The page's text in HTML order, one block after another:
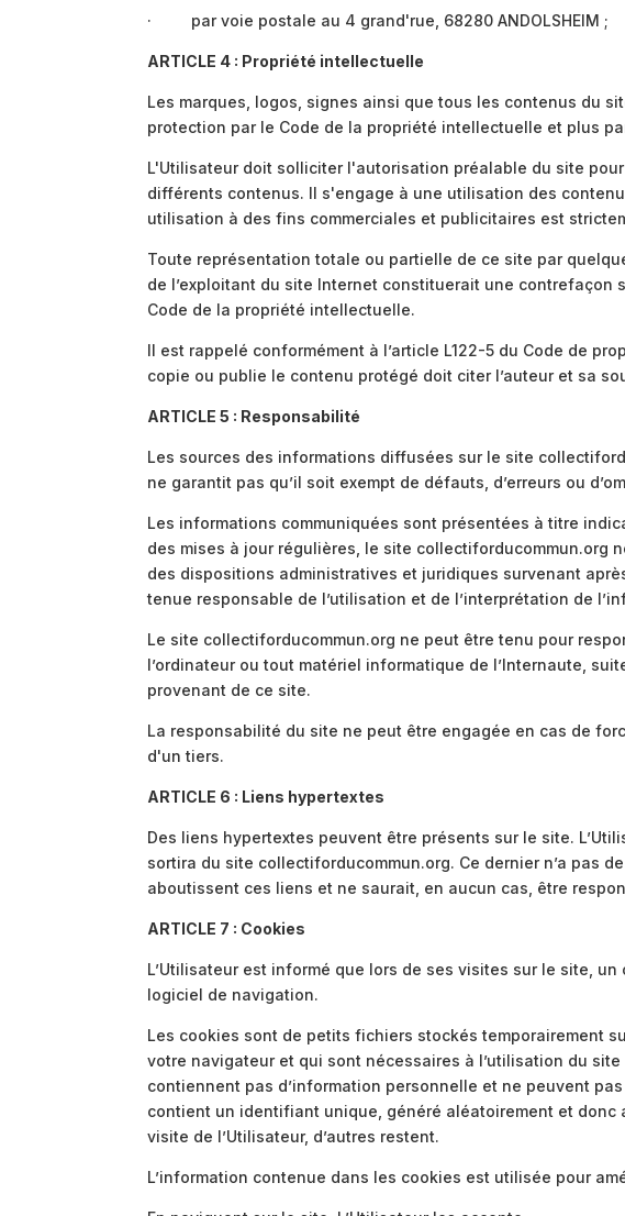
· par voie postale au 4 grand'rue, 68280 ANDOLSHEIM ;
ARTICLE 4 : Propriété intellectuelle
Les marques, logos, signes ainsi que tous les contenus du
protection par le Code de la propriété intellectuelle et plus
L'Utilisateur doit solliciter l'autorisation préalable du site
différents contenus. Il s'engage à une utilisation des
utilisation à des fins commerciales et publicitaires est
Toute représentation totale ou partielle de ce site par
de l’exploitant du site Internet constituerait une contrefaçon
Code de la propriété intellectuelle.
Il est rappelé conformément à l’article L122-5 du Code de
copie ou publie le contenu protégé doit citer l’auteur et sa
ARTICLE 5 : Responsabilité
Les sources des informations diffusées sur le site
ne garantit pas qu’il soit exempt de défauts, d’erreurs ou
Les informations communiquées sont présentées à titre
des mises à jour régulières, le site collectiforducommun.org
des dispositions administratives et juridiques survenant
tenue responsable de l’utilisation et de l’interprétation de
Le site collectiforducommun.org ne peut être tenu pour
l’ordinateur ou tout matériel informatique de l’Internaute,
provenant de ce site.
La responsabilité du site ne peut être engagée en cas de
d'un tiers.
ARTICLE 6 : Liens hypertextes
Des liens hypertextes peuvent être présents sur le site.
sortira du site collectiforducommun.org. Ce dernier n’a pas
aboutissent ces liens et ne saurait, en aucun cas, être
ARTICLE 7 : Cookies
L’Utilisateur est informé que lors de ses visites sur le site,
logiciel de navigation.
Les cookies sont de petits fichiers stockés temporairement
votre navigateur et qui sont nécessaires à l’utilisation du
contiennent pas d’information personnelle et ne peuvent
contient un identifiant unique, généré aléatoirement et donc
visite de l’Utilisateur, d’autres restent.
L’information contenue dans les cookies est utilisée pour